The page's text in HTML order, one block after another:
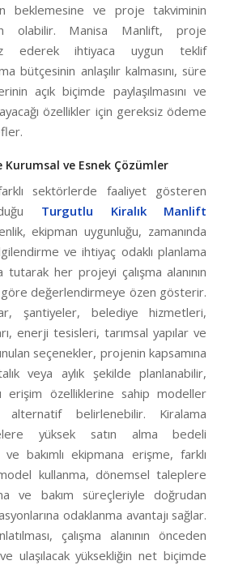
beklemesine ve proje takviminin
olabilir. Manisa Manlift, proje
ederek ihtiyaca uygun teklif
bütçesinin anlaşılır kalmasını, süre
açık biçimde paylaşılmasını ve
özellikler için gereksiz ödeme
ve Esnek Çözümler
sektörlerde faaliyet gösteren
Turgutlu Kiralık Manlift
ekipman uygunluğu, zamanında
ve ihtiyaç odaklı planlama
her projeyi çalışma alanının
göre değerlendirmeye özen gösterir.
şantiyeler, belediye hizmetleri,
enerji tesisleri, tarımsal yapılar ve
seçenekler, projenin kapsamına
veya aylık şekilde planlanabilir,
erişim özelliklerine sahip modeller
alternatif belirlenebilir. Kiralama
yüksek satın alma bedeli
ve bakımlı ekipmana erişme, farklı
kullanma, dönemsel taleplere
ve bakım süreçleriyle doğrudan
odaklanma avantajı sağlar.
çalışma alanının önceden
ulaşılacak yüksekliğin net biçimde